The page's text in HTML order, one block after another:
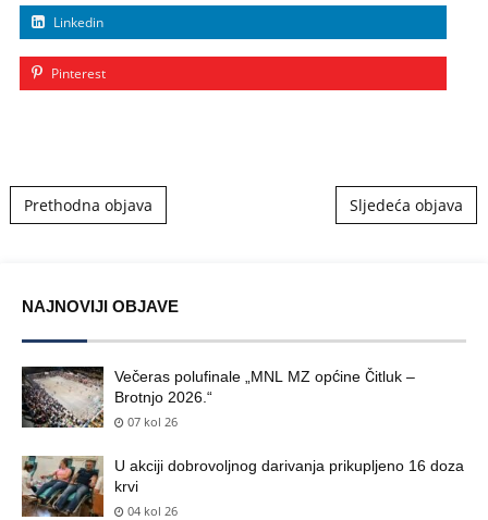
Linkedin
Pinterest
Post navigation
Prethodna objava Sljedeća objava
NAJNOVIJI OBJAVE
Večeras polufinale „MNL MZ općine Čitluk –
Brotnjo 2026.“
07 kol 26
U akciji dobrovoljnog darivanja prikupljeno 16 doza
krvi
04 kol 26